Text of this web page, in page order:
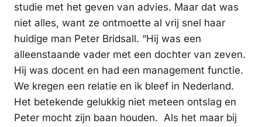
studie met het geven van advies. Maar dat was
niet alles, want ze ontmoette al vrij snel haar
huidige man Peter Bridsall. “Hij was een
alleenstaande vader met een dochter van zeven.
Hij was docent en had een management functie.
We kregen een relatie en ik bleef in Nederland.
Het betekende gelukkig niet meteen ontslag en
Peter mocht zijn baan houden. Als het maar bij